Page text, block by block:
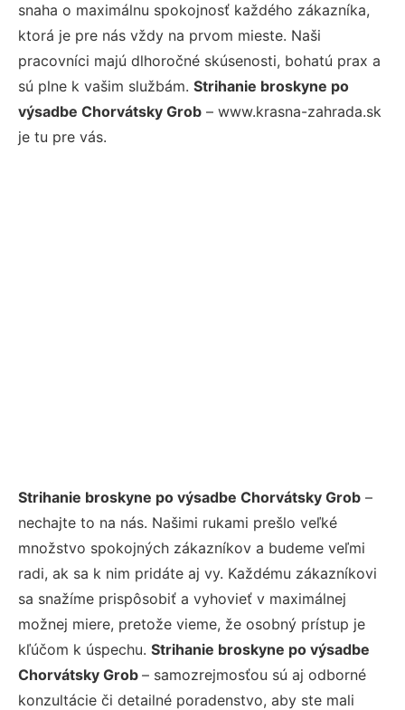
snaha o maximálnu spokojnosť každého zákazníka,
ktorá je pre nás vždy na prvom mieste. Naši
pracovníci majú dlhoročné skúsenosti, bohatú prax a
sú plne k vašim službám. Strihanie broskyne po
výsadbe Chorvátsky Grob – www.krasna-zahrada.sk
je tu pre vás.
Strihanie broskyne po výsadbe Chorvátsky Grob –
nechajte to na nás. Našimi rukami prešlo veľké
množstvo spokojných zákazníkov a budeme veľmi
radi, ak sa k nim pridáte aj vy. Každému zákazníkovi
sa snažíme prispôsobiť a vyhovieť v maximálnej
možnej miere, pretože vieme, že osobný prístup je
kľúčom k úspechu. Strihanie broskyne po výsadbe
Chorvátsky Grob – samozrejmosťou sú aj odborné
konzultácie či detailné poradenstvo, aby ste mali